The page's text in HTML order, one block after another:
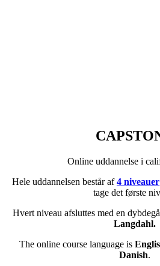
Online uddannelse i
Hele uddannelsen består af4 niveauer
tage det første
Hvert niveau afsluttes med en
Langdahl.
The online course language is
Danish.